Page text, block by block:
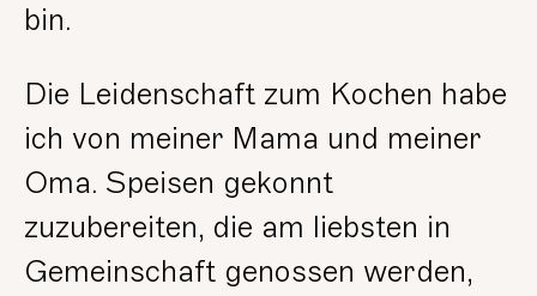
bin.
Die Leidenschaft zum Kochen habe
ich von meiner Mama und meiner
Oma. Speisen gekonnt
zuzubereiten, die am liebsten in
Gemeinschaft genossen werden,